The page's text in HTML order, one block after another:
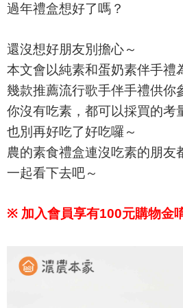
過年禮盒想好了嗎？
還沒想好朋友別擔心～
本文會以純素和蛋奶素伴手禮
幾款推薦流行歌手伴手禮供你
你沒有吃素，都可以採買的考
也別再好吃了好吃囉～
農的素食禮盒連沒吃素的朋友
一起看下去吧～
※ 加入會員享有100元購物金